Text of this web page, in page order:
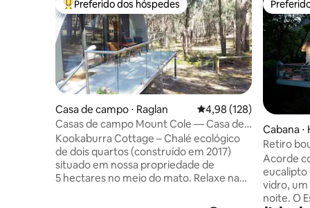
Entre os melhores preferidos dos hóspedes
Preferido dos hóspedes
Casa de campo ⋅ Raglan 4,98 de uma avaliação
4,98 (128)
Casas de campo Mount Cole — Casa de
campo Kookaburra
Kookaburra Cottage – Chalé ecológico
de dois quartos (construído em 2017)
situado em nossa propriedade de
5 hectares no meio do mato. Relaxe na
caminhar na floresta estadual de Mount
Cabana ⋅
Retiro
e lareira
Acorde
eucalipto
vidro, um
noite. O